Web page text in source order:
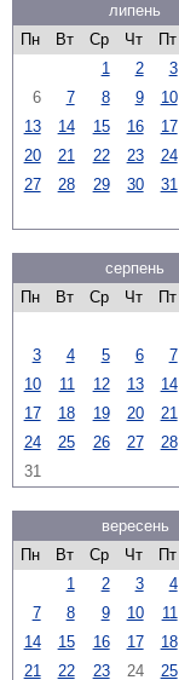
липень
Пн
Вт Ср Чт Пт
1
2 3
6
7 8 9 10
13
14 15 16 17
20
21 22 23 24
27
28 29 30 31
серпень
Пн
Вт Ср Чт Пт
3
4 5 6 7
10
11 12 13 14
17
18 19 20 21
24
25 26 27 28
31
вересень
Пн
Вт Ср Чт Пт
1
2 3 4
7
8 9 10 11
14
15 16 17 18
21
22 23 24 25